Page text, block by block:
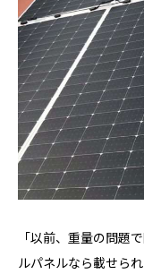
「以前、重量の問題
ルパネルなら載せら